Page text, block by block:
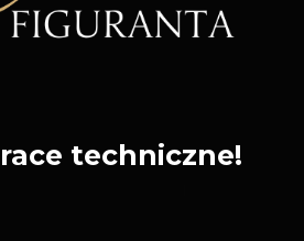
techniczne!